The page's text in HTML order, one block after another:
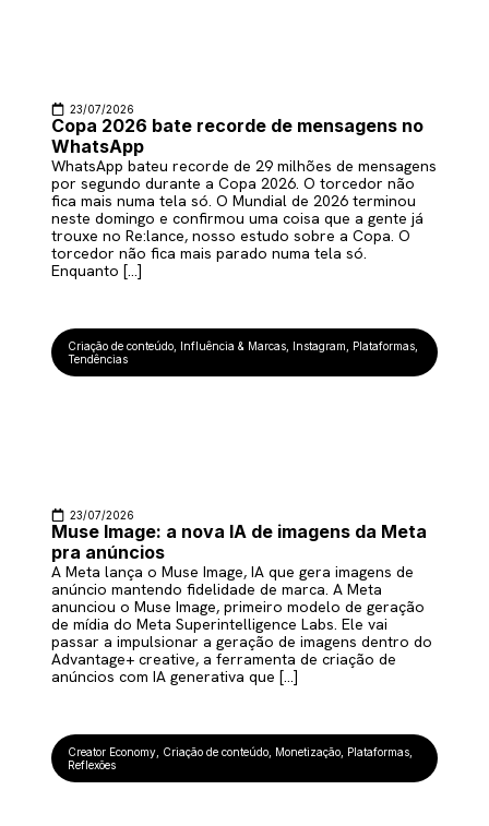
23/07/2026
Copa 2026 bate recorde de mensagens no
WhatsApp
WhatsApp bateu recorde de 29 milhões de mensagens
por segundo durante a Copa 2026. O torcedor não
fica mais numa tela só. O Mundial de 2026 terminou
neste domingo e confirmou uma coisa que a gente já
trouxe no Re:lance, nosso estudo sobre a Copa. O
torcedor não fica mais parado numa tela só.
Enquanto […]
Criação de conteúdo Influência & Marcas Instagram Plataformas
Tendências
23/07/2026
Muse Image: a nova IA de imagens da Meta
pra anúncios
A Meta lança o Muse Image, IA que gera imagens de
anúncio mantendo fidelidade de marca. A Meta
anunciou o Muse Image, primeiro modelo de geração
de mídia do Meta Superintelligence Labs. Ele vai
passar a impulsionar a geração de imagens dentro do
Advantage+ creative, a ferramenta de criação de
anúncios com IA generativa que […]
Creator Economy Criação de conteúdo Monetização Plataformas
Reflexões